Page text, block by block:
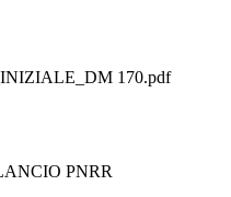
170.pdf
PNRR